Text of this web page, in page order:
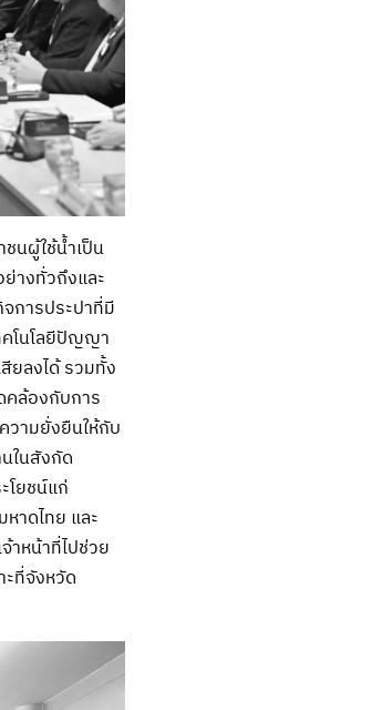
นผู้ใช้น้ำเป็น
างทั่วถึงและ
การประปาที่มี
คโนโลยีปัญญา
ยลงได้ รวมทั้ง
คล้องกับการ
วามยั่งยืนให้กับ
ในสังกัด
โยชน์แก่
าดไทย และ
หน้าที่ไปช่วย
ที่จังหวัด